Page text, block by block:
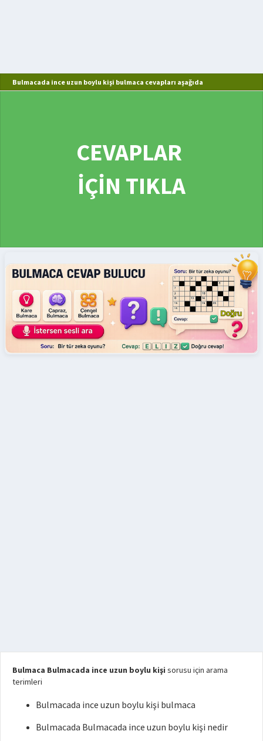
Bulmacada ince uzun boylu kişi bulmaca cevapları aşağıda
CEVAPLAR
İÇİN TIKLA
Bulmaca Bulmacada ince uzun boylu kişi sorusu için arama
terimleri
Bulmacada ince uzun boylu kişi bulmaca
Bulmacada Bulmacada ince uzun boylu kişi nedir